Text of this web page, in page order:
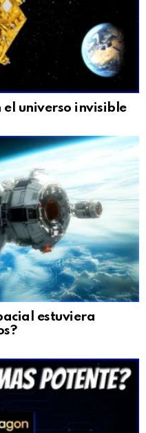
el universo invisible
estuviera